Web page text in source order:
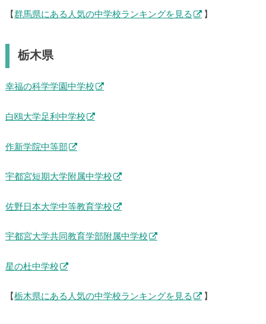
【 群馬県にある人気の中学校ランキングを見る 】
栃木県
幸福の科学学園中学校
白鴎大学足利中学校
作新学院中等部
宇都宮短期大学附属中学校
佐野日本大学中等教育学校
宇都宮大学共同教育学部附属中学校
星の杜中学校
【 栃木県にある人気の中学校ランキングを見る 】